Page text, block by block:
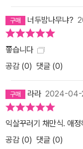
너두밤나무냐?
쫗습니다
공감 (0) 댓글 (0)
라라 2024-04-
익살꾸러기 채만식. 애
공감 (0) 댓글 (0)